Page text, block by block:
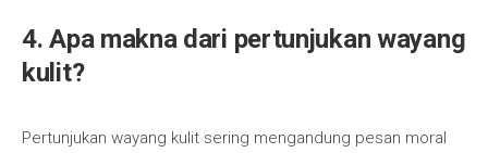
4. Apa makna dari pertunjukan wayang
kulit?
Pertunjukan wayang kulit sering mengandung pesan moral